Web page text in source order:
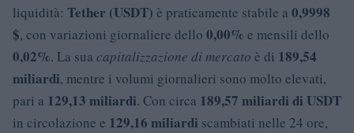
liquidità: Tether (USDT) è praticamente stabile a 0,9998
$, con variazioni giornaliere dello 0,00% e mensili dello
0,02%. La sua capitalizzazione di mercato è di 189,54
miliardi, mentre i volumi giornalieri sono molto elevati,
pari a 129,13 miliardi. Con circa 189,57 miliardi di USDT
in circolazione e 129,16 miliardi scambiati nelle 24 ore,